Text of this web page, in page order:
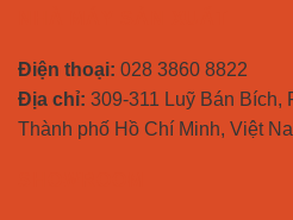
Điện thoại: 028 3860 8822
Địa chỉ: 309-311 Luỹ Bán Bích,
Thành phố Hồ Chí Minh, Việt